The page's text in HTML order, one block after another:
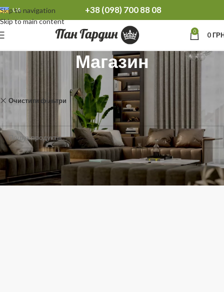
Skip to navigation
Skip to main content
UA +38 (098) 700 88 08
0 0
Магазин
Очистити фільтри Versal
Товарів, відповідних вашому запиту, не знайдено.